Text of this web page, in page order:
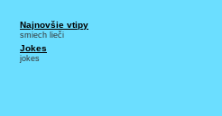
Najnovšie vtipy
smiech lieči
Jokes
jokes